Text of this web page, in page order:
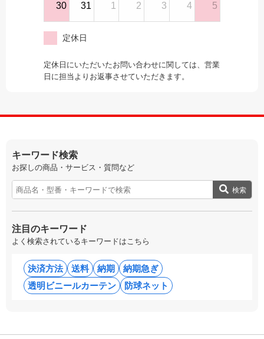
30 31 1 2 3 4 5
定休日
定休日にいただいたお問い合わせに関しては、営業
日に担当よりお返事させていただきます。
キーワード検索
お探しの商品・サービス・質問など
検索
注目のキーワード
よく検索されているキーワードはこちら
決済方法 送料 納期
納期急ぎ
透明ビニールカーテン
防球ネット